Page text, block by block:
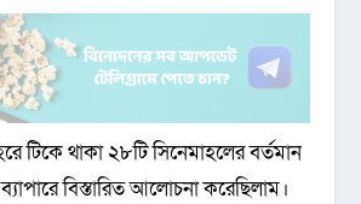
টিকে থাকা ২৮টি সিনেমাহলের বর্তমান
বিস্তারিত আলোচনা করেছিলাম।